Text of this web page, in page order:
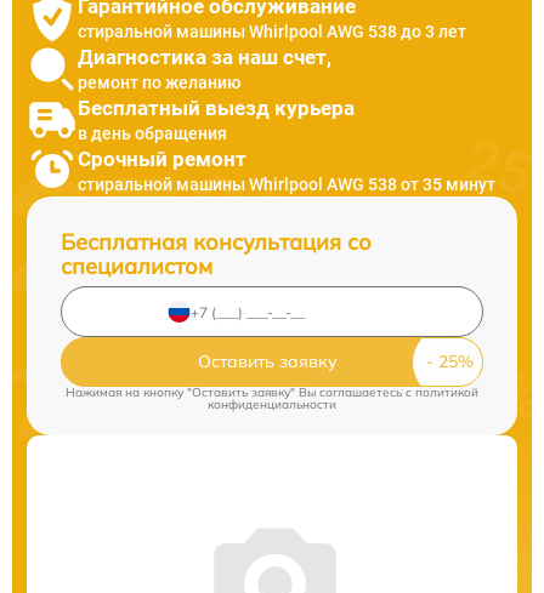
Гарантийное обслуживание
стиральной машины Whirlpool AWG 538 до 3 лет
Диагностика за наш счет,
ремонт по желанию
Бесплатный выезд курьера
в день обращения
Срочный ремонт
стиральной машины Whirlpool AWG 538 от 35 минут
Бесплатная консультация со
специалистом
Оставить заявку
Нажимая на кнопку "Оставить заявку" Вы соглашаетесь c политикой
конфиденциальности